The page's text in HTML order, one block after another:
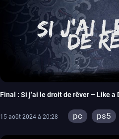
Final : Si j’ai le droit de rêver – Like
15 août 2024 à 20:28 pc ps5